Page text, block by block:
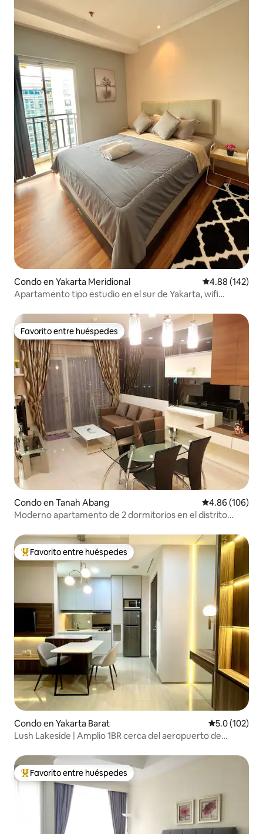
Condo en Yakarta Meridional Calificación
4.88 (142)
Apartamento tipo estudio en el sur de Yakarta, wifi
Favorito entre huéspedes
Favorito entre huéspedes
Condo en Tanah Abang Calificación
4.86 (106)
Moderno apartamento de 2 dormitorios en el distrito
Favorito entre huéspedes preferido
Favorito entre huéspedes
Condo en Yakarta Barat Calificación
5.0 (102)
Lush Lakeside | Amplio 1BR cerca del aeropuerto de
Favorito entre huéspedes preferido
Favorito entre huéspedes